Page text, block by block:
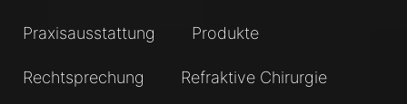
Praxisausstattung Produkte
Rechtsprechung Refraktive Chirurgie